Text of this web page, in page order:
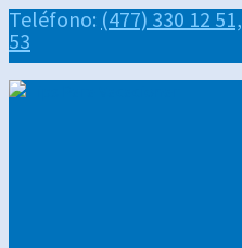
Teléfono: (477) 330 12 51,
53